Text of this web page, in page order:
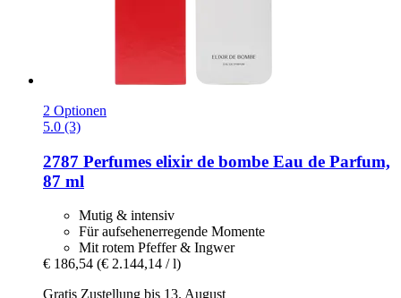
2 Optionen
5.0 (3)
2787 Perfumes elixir de bombe Eau de Parfum,
87 ml
Mutig & intensiv
Für aufsehenerregende Momente
Mit rotem Pfeffer & Ingwer
€ 186,54 (€ 2.144,14 / l)
Gratis Zustellung bis 13. August